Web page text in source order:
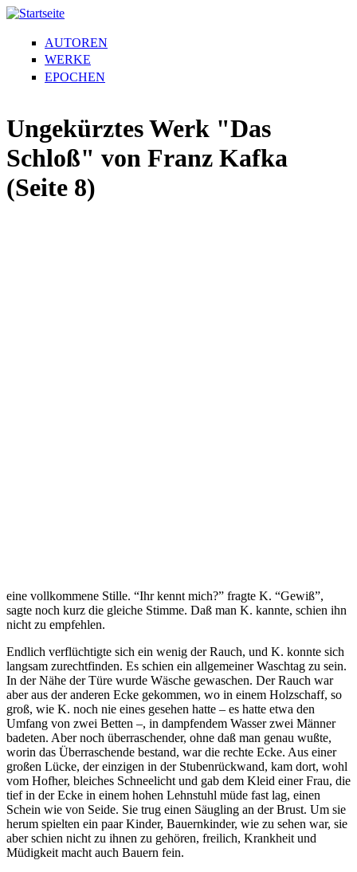
AUTOREN
WERKE
EPOCHEN
Ungekürztes Werk "Das
Schloß" von Franz Kafka
(Seite 8)
eine vollkommene Stille. “Ihr kennt mich?” fragte K. “Gewiß”,
sagte noch kurz die gleiche Stimme. Daß man K. kannte, schien ihn
nicht zu empfehlen.
Endlich verflüchtigte sich ein wenig der Rauch, und K. konnte sich
langsam zurechtfinden. Es schien ein allgemeiner Waschtag zu sein.
In der Nähe der Türe wurde Wäsche gewaschen. Der Rauch war
aber aus der anderen Ecke gekommen, wo in einem Holzschaff, so
groß, wie K. noch nie eines gesehen hatte – es hatte etwa den
Umfang von zwei Betten –, in dampfendem Wasser zwei Männer
badeten. Aber noch überraschender, ohne daß man genau wußte,
worin das Überraschende bestand, war die rechte Ecke. Aus einer
großen Lücke, der einzigen in der Stubenrückwand, kam dort, wohl
vom Hofher, bleiches Schneelicht und gab dem Kleid einer Frau, die
tief in der Ecke in einem hohen Lehnstuhl müde fast lag, einen
Schein wie von Seide. Sie trug einen Säugling an der Brust. Um sie
herum spielten ein paar Kinder, Bauernkinder, wie zu sehen war, sie
aber schien nicht zu ihnen zu gehören, freilich, Krankheit und
Müdigkeit macht auch Bauern fein.